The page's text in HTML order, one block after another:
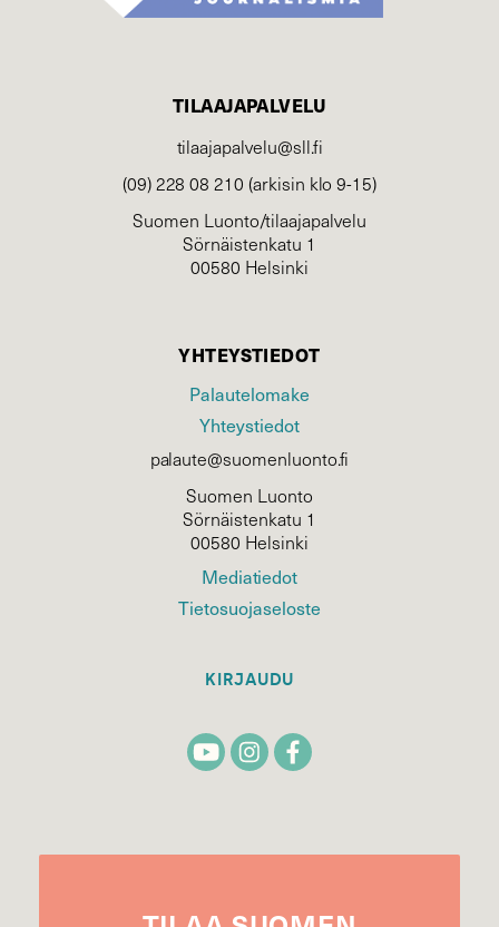
TILAAJAPALVELU
tilaajapalvelu@sll.fi
(09) 228 08 210 (arkisin klo 9-15)
Suomen Luonto/tilaajapalvelu
Sörnäistenkatu 1
00580 Helsinki
YHTEYSTIEDOT
Palautelomake
Yhteystiedot
palaute@suomenluonto.fi
Suomen Luonto
Sörnäistenkatu 1
00580 Helsinki
Mediatiedot
Tietosuojaseloste
KIRJAUDU